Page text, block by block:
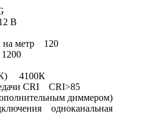
В
на метр 120
(К) 4100К
CRI CRI>85
диммером)
одноканальная